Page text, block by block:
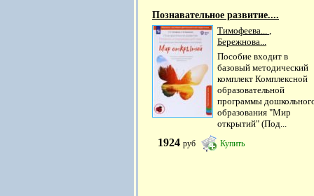
Познавательное развитие....
Тимофеева...
Бережнова...
Пособие входит в
базовый методический
комплект Комплексной
образовательной
программы
образования "Мир
открытий" (Под...
1924 руб Купить